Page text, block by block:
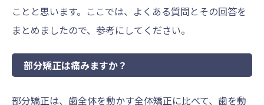
ことと思います。ここでは、よくある質問とその回答を
まとめましたので、参考にしてください。
部分矯正は痛みますか？
部分矯正は、歯全体を動かす全体矯正に比べて、歯を動